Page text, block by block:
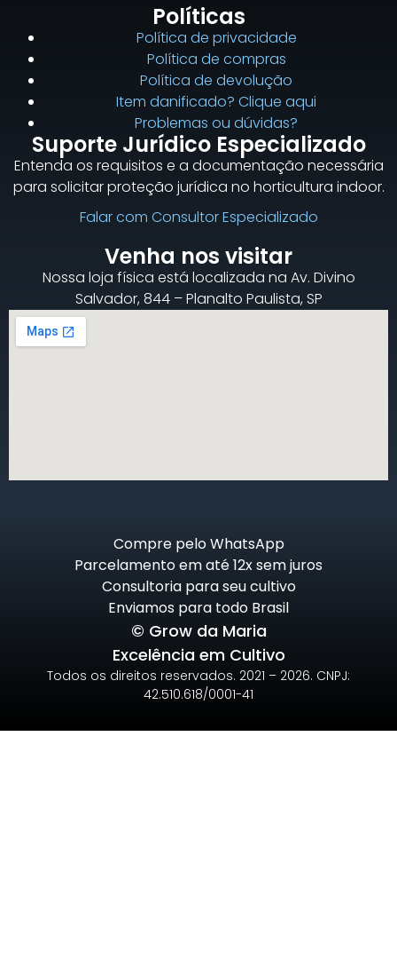
Políticas
Política de privacidade
Política de compras
Política de devolução
Item danificado? Clique aqui
Problemas ou dúvidas?
Suporte Jurídico Especializado
Entenda os requisitos e a documentação necessária
para solicitar proteção jurídica no horticultura indoor.
Falar com Consultor Especializado
Venha nos visitar
Nossa loja física está localizada na Av. Divino
Salvador, 844 – Planalto Paulista, SP
Compre pelo WhatsApp
Parcelamento em até 12x sem juros
Consultoria para seu cultivo
Enviamos para todo Brasil
© Grow da Maria
Excelência em Cultivo
Todos os direitos reservados. 2021 – 2026. CNPJ:
42.510.618/0001-41